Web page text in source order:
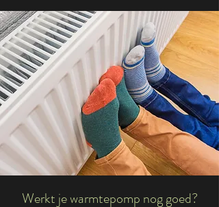
Werkt je warmtepomp nog goed?